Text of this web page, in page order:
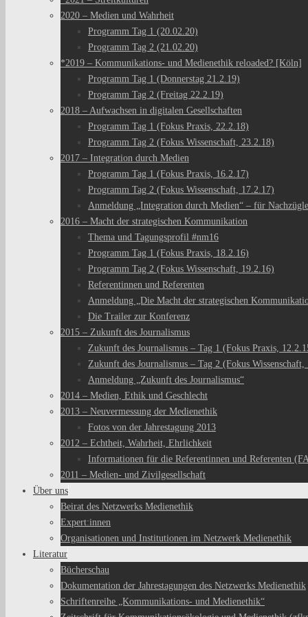
2020 – Medien und Wahrheit
Programm Tag 1 (20.02.20)
Programm Tag 2 (21.02.20)
*2019 – Kommunikations- und Medienethik reloaded? [Köln]
Programm Tag 1 (Donnerstag 21.2.19)
Programm Tag 2 (Freitag 22.2.19)
2018 – Aufwachsen in digitalen Gesellschaften
Programm Tag 1 (Fokus Praxis, 22.2.18)
Programm Tag 2 (Fokus Wissenschaft, 23.2.18)
2017 – Integration durch Medien
Programm Tag 1 (Fokus Praxis, 16.2.17)
Programm Tag 2 (Fokus Wissenschaft, 17.2.17)
Anmeldung „Integration durch Medien“ – für
2016 – Macht der strategischen Kommunikation
Thema und Tagungsprofil #nm16
Programm Tag 1 (Fokus Praxis, 18.2.16)
Programm Tag 2 (Fokus Wissenschaft, 19.2.16)
Referentinnen und Referenten
Anmeldung „Die Macht der strategischen
Die Trailer zur Konferenz
2015 – Zukunft des Journalismus
Zukunft des Journalismus – Tag 1 (Fokus Praxis,
Zukunft des Journalismus – Tag 2 (Fokus Wissenschaft,
Anmeldung „Zukunft des Journalismus“
2014 – Medien, Ethik und Geschlecht
2013 – Neuvermessung der Medienethik
Fotos von der Jahrestagung 2013
2012 – Echtheit, Wahrheit, Ehrlichkeit
Informationen für die Referentinnen und Referenten
2011 – Medien- und Zivilgesellschaft
Über uns
Beirat des Netzwerks Medienethik
Expert:innen
Organisationen und Institutionen im Netzwerk Medienethik
Literatur
Bücherschau
Dokumentation der Jahrestagungen des Netzwerks Medienethik
Schriftenreihe „Kommunikations- und Medienethik“